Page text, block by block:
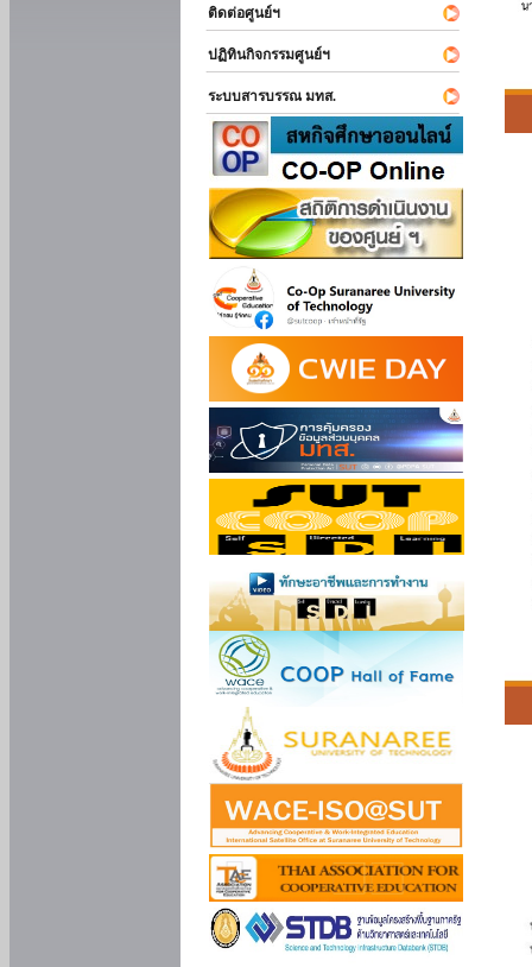
ติดต่อศูนย์ฯ
ปฏิทินกิจกรรมศูนย์ฯ
ระบบสารบรรณ มทส.